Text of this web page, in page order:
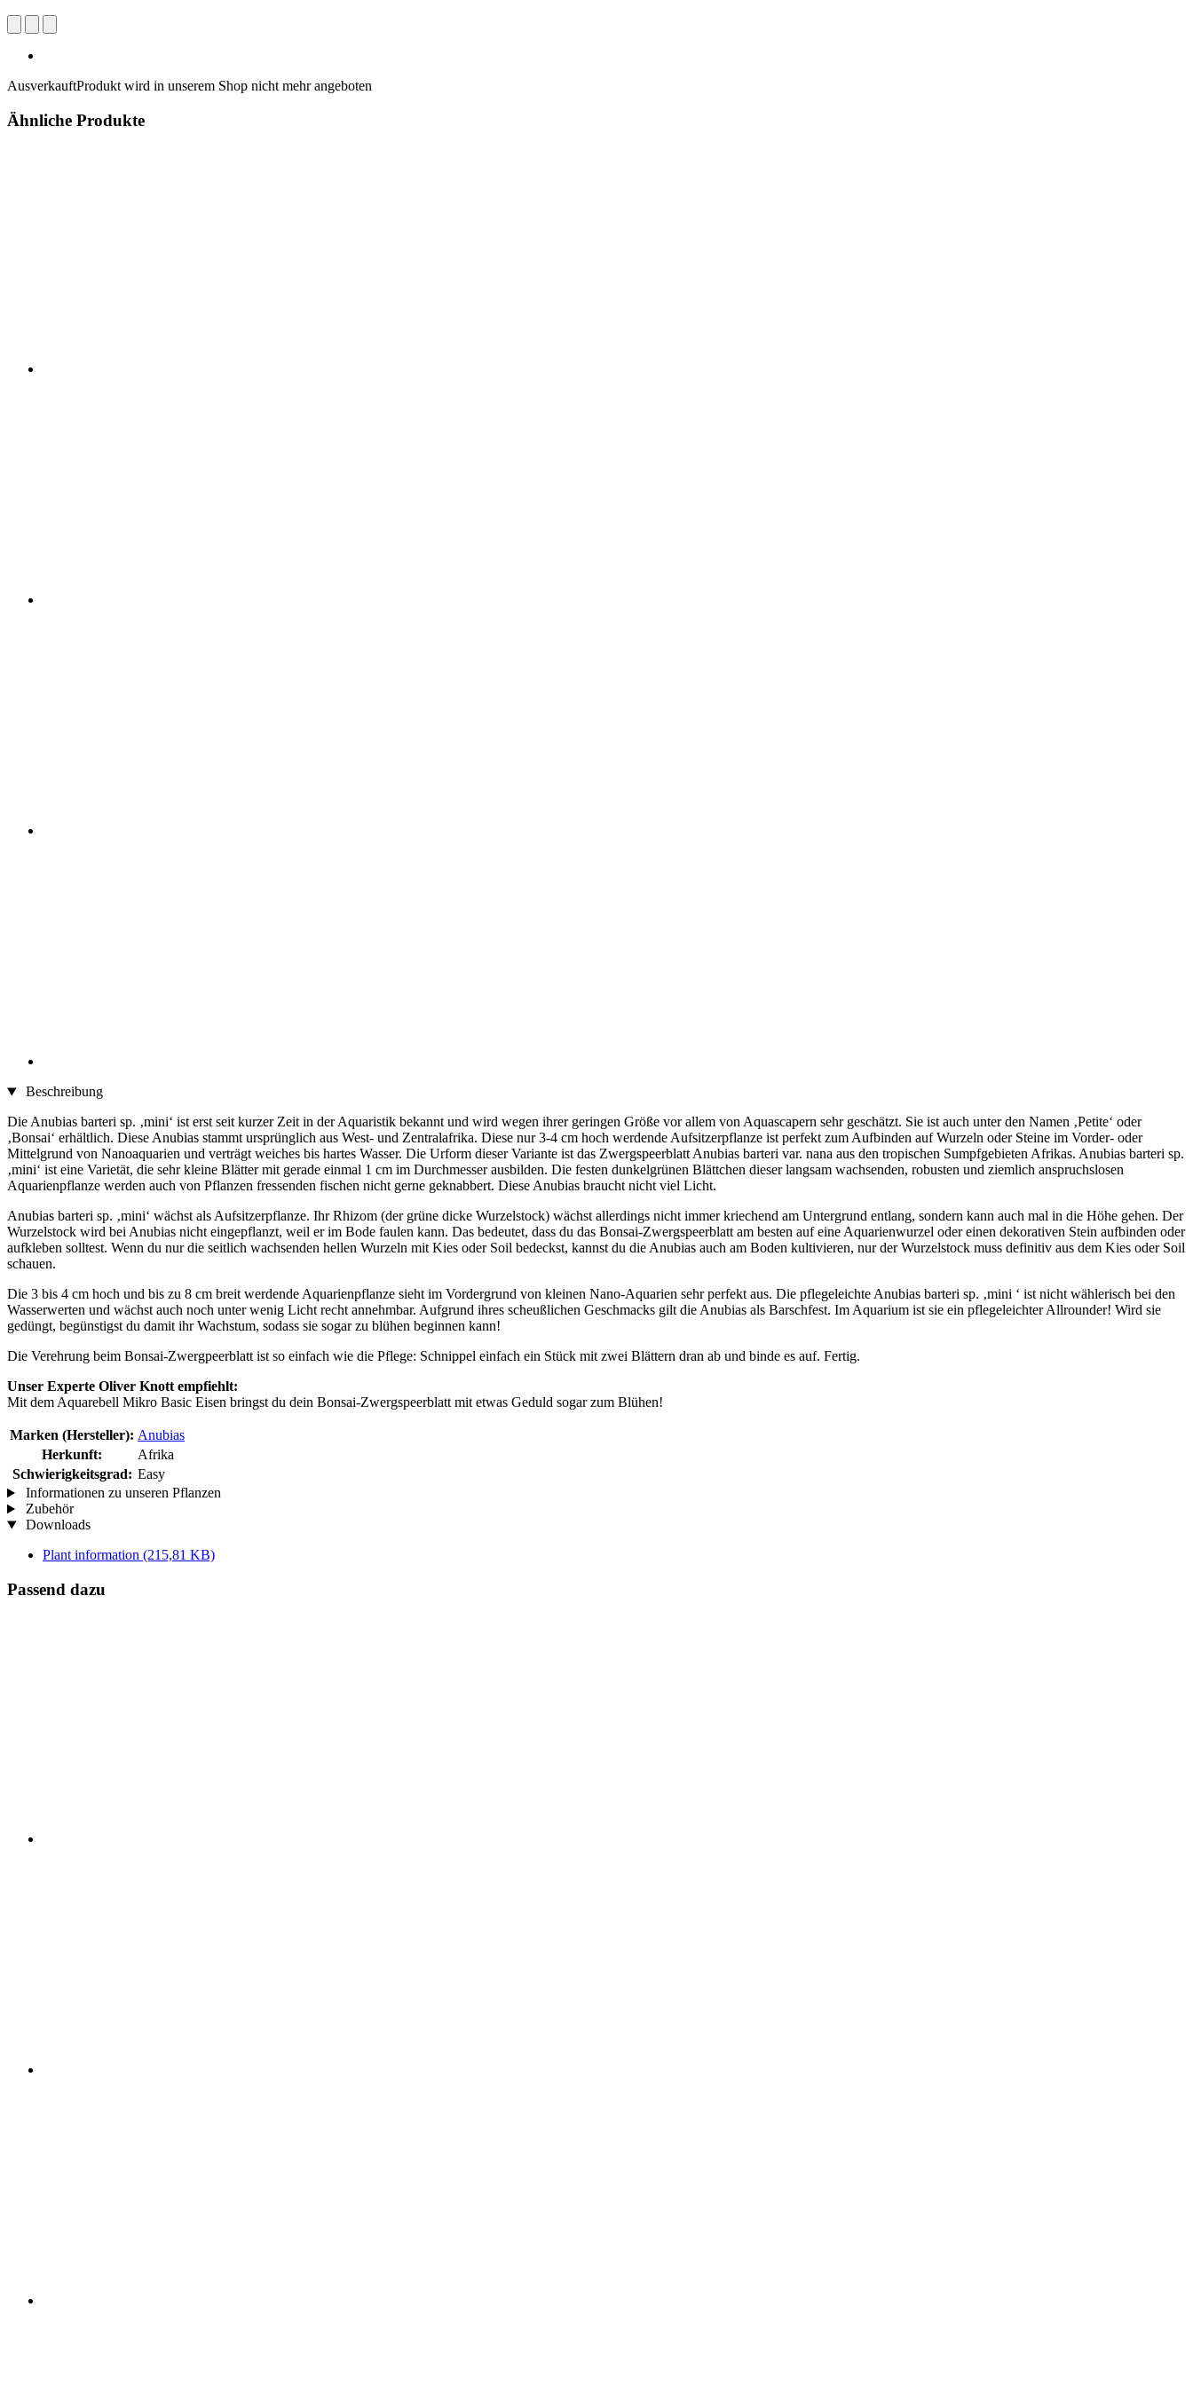
AusverkauftProdukt wird in unserem Shop nicht mehr angeboten
Ähnliche Produkte
Beschreibung
Die Anubias barteri sp. ‚mini‘ ist erst seit kurzer Zeit in der Aquaristik bekannt und wird wegen ihrer geringen Größe vor allem von Aquascapern sehr geschätzt. Sie ist auch unter den Namen ‚Petite‘ oder
‚Bonsai‘ erhältlich. Diese Anubias stammt ursprünglich aus West- und Zentralafrika. Diese nur 3-4 cm hoch werdende Aufsitzerpflanze ist perfekt zum Aufbinden auf Wurzeln oder Steine im Vorder- oder
Mittelgrund von Nanoaquarien und verträgt weiches bis hartes Wasser. Die Urform dieser Variante ist das Zwergspeerblatt Anubias barteri var. nana aus den tropischen Sumpfgebieten Afrikas. Anubias barteri sp.
‚mini‘ ist eine Varietät, die sehr kleine Blätter mit gerade einmal 1 cm im Durchmesser ausbilden. Die festen dunkelgrünen Blättchen dieser langsam wachsenden, robusten und ziemlich anspruchslosen
Aquarienpflanze werden auch von Pflanzen fressenden fischen nicht gerne geknabbert. Diese Anubias braucht nicht viel Licht.
Anubias barteri sp. ‚mini‘ wächst als Aufsitzerpflanze. Ihr Rhizom (der grüne dicke Wurzelstock) wächst allerdings nicht immer kriechend am Untergrund entlang, sondern kann auch mal in die Höhe gehen. Der
Wurzelstock wird bei Anubias nicht eingepflanzt, weil er im Bode faulen kann. Das bedeutet, dass du das Bonsai-Zwergspeerblatt am besten auf eine Aquarienwurzel oder einen dekorativen Stein aufbinden oder
aufkleben solltest. Wenn du nur die seitlich wachsenden hellen Wurzeln mit Kies oder Soil bedeckst, kannst du die Anubias auch am Boden kultivieren, nur der Wurzelstock muss definitiv aus dem Kies oder Soil
schauen.
Die 3 bis 4 cm hoch und bis zu 8 cm breit werdende Aquarienpflanze sieht im Vordergrund von kleinen Nano-Aquarien sehr perfekt aus. Die pflegeleichte Anubias barteri sp. ‚mini ‘ ist nicht wählerisch bei den
Wasserwerten und wächst auch noch unter wenig Licht recht annehmbar. Aufgrund ihres scheußlichen Geschmacks gilt die Anubias als Barschfest. Im Aquarium ist sie ein pflegeleichter Allrounder! Wird sie
gedüngt, begünstigst du damit ihr Wachstum, sodass sie sogar zu blühen beginnen kann!
Die Verehrung beim Bonsai-Zwergpeerblatt ist so einfach wie die Pflege: Schnippel einfach ein Stück mit zwei Blättern dran ab und binde es auf. Fertig.
Unser Experte Oliver Knott empfiehlt:
Mit dem Aquarebell Mikro Basic Eisen bringst du dein Bonsai-Zwergspeerblatt mit etwas Geduld sogar zum Blühen!
Marken (Hersteller): Anubias
Herkunft:
Afrika
Schwierigkeitsgrad: Easy
Informationen zu unseren Pflanzen
Zubehör
Downloads
Plant information (215,81 KB)
Passend dazu